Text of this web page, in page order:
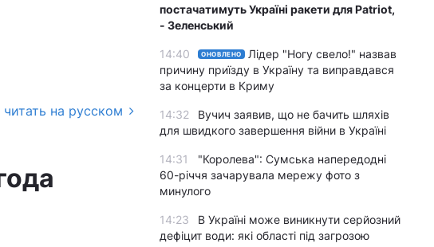
читать на русском
постачатимуть Україні ракети для Patriot,
- Зеленський
14:40 ОНОВЛЕНО
Лідер "Ногу свело!" назвав
причину приїзду в Україну та виправдався
за концерти в Криму
14:32
Вучич заявив, що не бачить шляхів
для швидкого завершення війни в Україні
14:31
"Королева": Сумська напередодні
60-річчя зачарувала мережу фото з
минулого
14:23
В Україні може виникнути серйозний
дефіцит води: які області під загрозою